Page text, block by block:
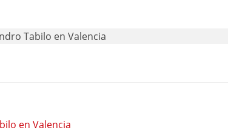
en Valencia